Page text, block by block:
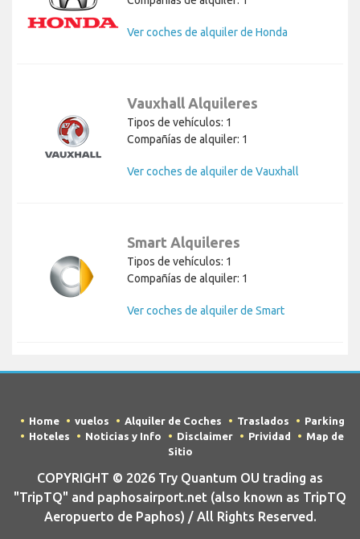
Ver coches de alquiler de Honda
Vauxhall Alquileres
Tipos de vehículos: 1
Compañías de alquiler: 1
Ver coches de alquiler de Vauxhall
Smart Alquileres
Tipos de vehículos: 1
Compañías de alquiler: 1
Ver coches de alquiler de Smart
Home vuelos Alquiler de Coches Traslados
Parking
Hoteles
Noticias y Info Disclaimer Prividad
Map de
Sitio
COPYRIGHT © 2026 Try Quantum OU trading as
"TripTQ" and paphosairport.net (also known as TripTQ
Aeropuerto de Paphos) / All Rights Reserved.